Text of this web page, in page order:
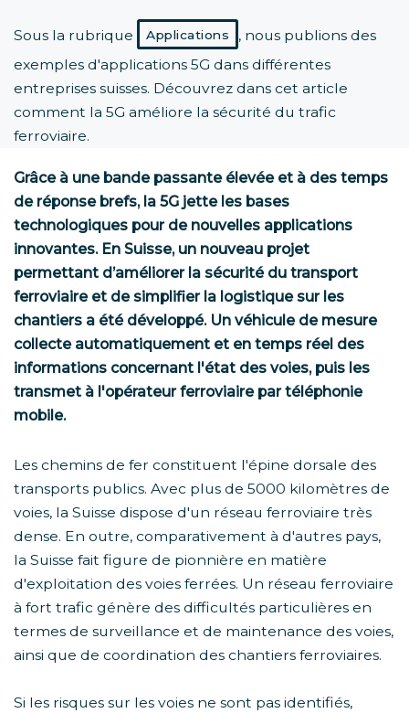
Sous la rubrique Applications
, nous publions des
exemples d'applications 5G dans différentes
entreprises suisses. Découvrez dans cet article
comment la 5G améliore la sécurité du trafic
ferroviaire.
Grâce à une bande passante élevée et à des temps
de réponse brefs, la 5G jette les bases
technologiques pour de nouvelles applications
innovantes. En Suisse, un nouveau projet
permettant d’améliorer la sécurité du transport
ferroviaire et de simplifier la logistique sur les
chantiers a été développé. Un véhicule de mesure
collecte automatiquement et en temps réel des
informations concernant l'état des voies, puis les
transmet à l'opérateur ferroviaire par téléphonie
mobile.
Les chemins de fer constituent l'épine dorsale des
transports publics. Avec plus de 5000 kilomètres de
voies, la Suisse dispose d'un réseau ferroviaire très
dense. En outre, comparativement à d'autres pays,
la Suisse fait figure de pionnière en matière
d'exploitation des voies ferrées. Un réseau ferroviaire
à fort trafic génère des difficultés particulières en
termes de surveillance et de maintenance des voies,
ainsi que de coordination des chantiers ferroviaires.
Si les risques sur les voies ne sont pas identifiés,